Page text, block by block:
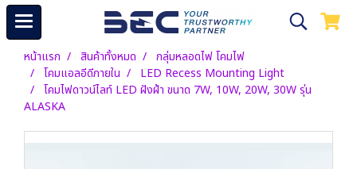
หน้าแรก สินค้าทั้งหมด
กลุ่มหลอดไฟ โคมไฟ
โคมแอลอีดีภายใน
LED Recess Mounting Light
โคมไฟดาวน์ไลท์ LED ฝังฝ้า ขนาด 7W, 10W, 20W, 30W รุ่น
ALASKA